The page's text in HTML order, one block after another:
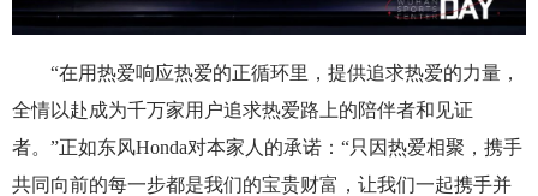
“在用热爱响应热爱的正循环里，提供追求热爱的力量，
全情以赴成为千万家用户追求热爱路上的陪伴者和见证
者。”正如东风Honda对本家人的承诺：“只因热爱相聚，携手
共同向前的每一步都是我们的宝贵财富，让我们一起携手并